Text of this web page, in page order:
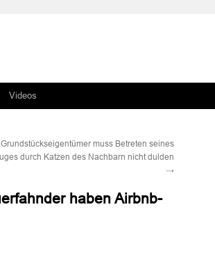
Videos
Grundstückseigentümer muss Betreten seines
durch Katzen des Nachbarn nicht dulden
→
haben Airbnb-